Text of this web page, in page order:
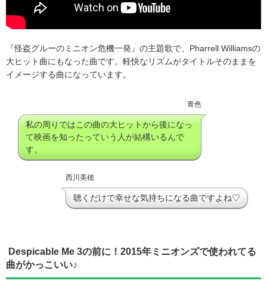
『怪盗グルーのミニオン危機一発』の主題歌で、Pharrell Williamsの
大ヒット曲にもなった曲です。軽快なリズムがタイトルそのままを
イメージする曲になっています。
青色
私の周りではこの曲の大ヒットから後になっ
て映画を知ったっていう人が結構いるんで
す。
西川美穂
聴くだけで幸せな気持ちになる曲ですよね♡
Despicable Me 3の前に！2015年ミニオンズで使われてる
曲がかっこいい♪